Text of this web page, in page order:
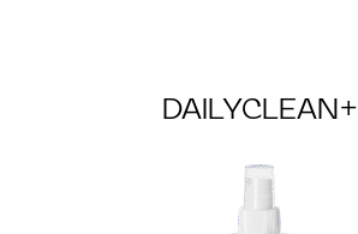
DAILYCLEAN+